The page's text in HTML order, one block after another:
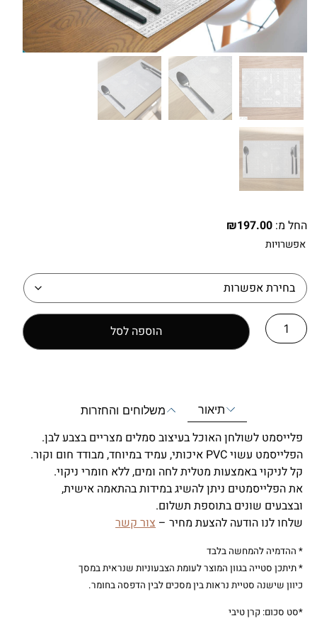
החל מ: ₪197.00
אפשרויות
הוספה לסל
תיאור משלוחים והחזרות
פלייסמט לשולחן האוכל בעיצוב סמלים מצריים בצבע לבן.
הפלייסמט עשוי PVC איכותי, עמיד במיוחד, מבודד חום וקור.
קל לניקוי באמצעות מטלית לחה ומים, ללא חומרי ניקוי.
את הפלייסמטים ניתן להשיג במידות בהתאמה אישית,
ובצבעים שונים בתוספת תשלום.
שלחו לנו הודעה להצעת מחיר – צור קשר
* ההדמיה להמחשה בלבד
* תיתכן סטייה בגוון המוצר לעומת הצבעוניות שנראית במסך
כיוון שישנה סטיית נראות בין מסכים לבין הדפסה בחומר.
*סט סכום: קרן טיבי